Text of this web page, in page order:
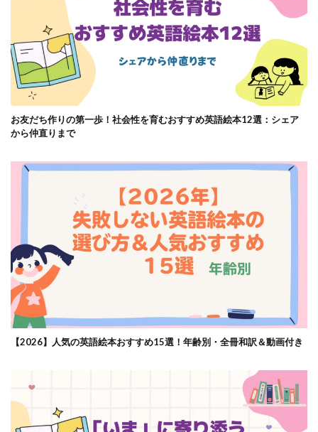
お友だち作りの第一歩！社会性を育むおすすめ英語絵本12選：シェア
から仲直りまで
【2026】人気の英語絵本おすすめ15選！年齢別・全冊和訳＆動画付き